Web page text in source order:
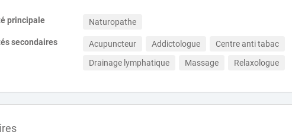
principale Naturopathe
secondaires Acupuncteur Addictologue
Centre anti tabac
Drainage lymphatique
Massage Relaxologue